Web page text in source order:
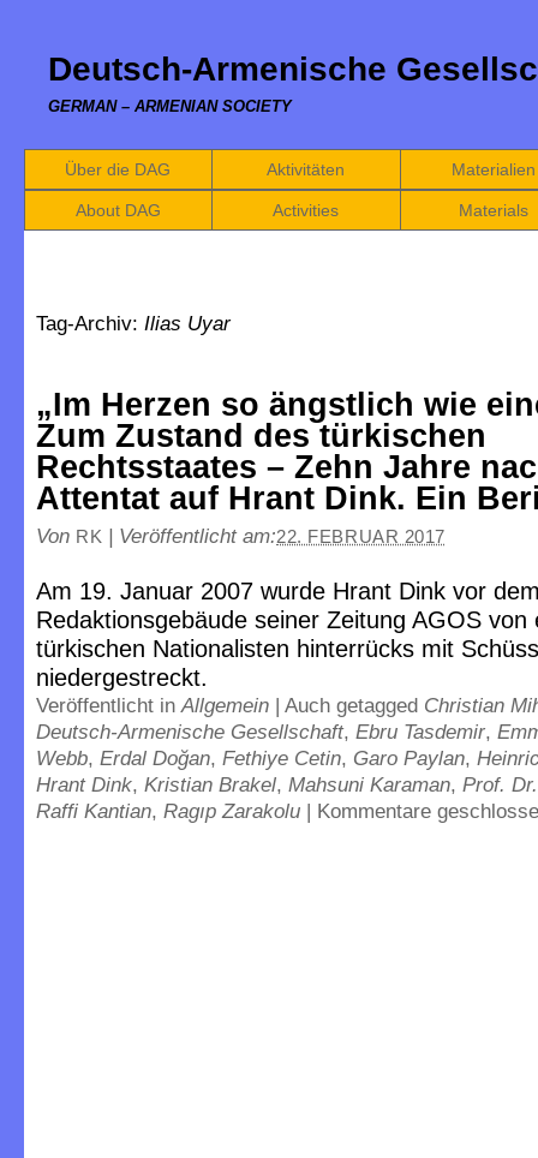
Deutsch-Armenische
GERMAN – ARMENIAN SOCIETY
Über die DAG Aktivitäten Materialien
About DAG Activities Materials
Tag-Archiv: Ilias Uyar
„Im Herzen so ängstlich wie
Zum Zustand des türkischen
Rechtsstaates – Zehn Jahre
Attentat auf Hrant Dink. Ein
Von RK | Veröffentlicht am:22. FEBRUAR 2017
Am 19. Januar 2007 wurde Hrant Dink vor
Redaktionsgebäude seiner Zeitung AGOS von
türkischen Nationalisten hinterrücks mit
niedergestreckt.
Veröffentlicht inAllgemein | Auch getagged Christian
Deutsch-Armenische Gesellschaft, Ebru Tasdemir,
Webb, Erdal Doğan, Fethiye Cetin, Garo Paylan,
Hrant Dink, Kristian Brakel, Mahsuni Karaman, Prof.
Raffi Kantian, Ragıp Zarakolu | Kommentare